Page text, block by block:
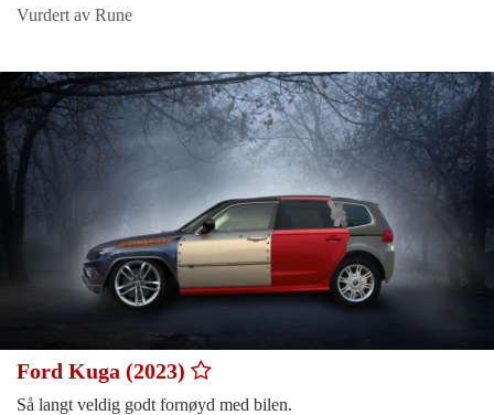
Vurdert av Rune
Ford Kuga (2023)
Så langt veldig godt fornøyd med bilen.